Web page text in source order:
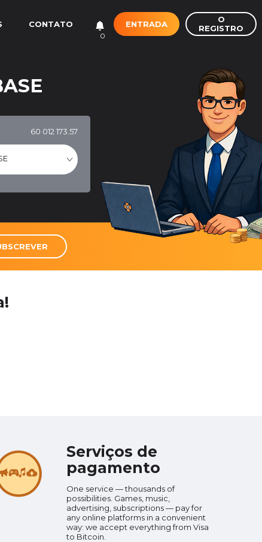
CONTATO
0
ENTRADA
O
REGISTRO
60 012 173.57
Serviços de
pagamento
One service — thousands of
possibilities. Games, music,
advertising, subscriptions — pay for
any online platforms in a convenient
way: we accept everything from Visa
to Bitcoin.